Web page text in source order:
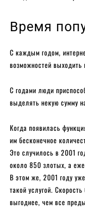
Время
С каждым годом,
возможностей
С годами люди
выделять некую сумму
Когда появилась
им бесконечное
Это случилось в 2001
около 850 злотых, а
В этом же, 2001 году
такой услугой.
выгоднее, чем все